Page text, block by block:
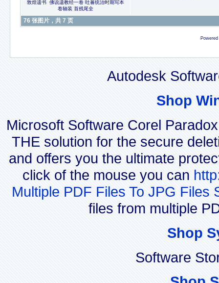
敦煌遗书 佛说遗教经一卷 吐蕃统治时期写本
卷轴装 首残尾全
76 张图片，共 7 页
Autodesk
Shop
Microsoft Software Corel
THE solution for the secure
and offers you the ultimate
click of the mouse you can
Multiple PDF Files To JPG Files
files from multiple
Shop
Software